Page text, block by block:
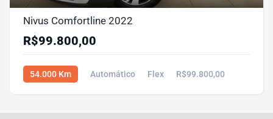
Nivus Comfortline 2022
R$99.800,00
54.000 Km Automático Flex R$99.800,00